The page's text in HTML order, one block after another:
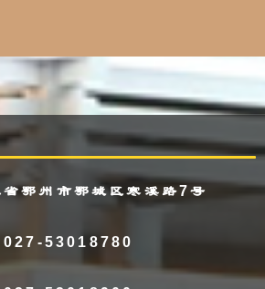
鄂州市鄂城区寒溪路7号
027-53018780